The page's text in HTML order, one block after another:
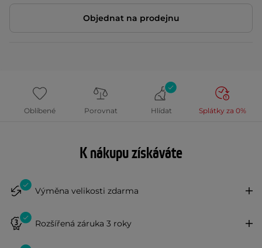
Objednat na prodejnu
Oblíbené Porovnat Hlídat Splátky za 0%
K nákupu získáváte
Výměna velikosti zdarma
Rozšířená záruka 3 roky